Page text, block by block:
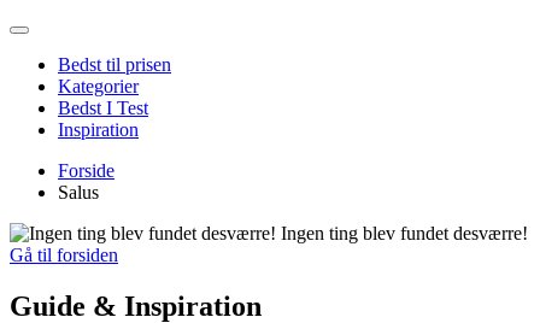
Bedst til prisen
Kategorier
Bedst I Test
Inspiration
Forside
Salus
Ingen ting blev fundet desværre!
Gå til forsiden
Guide & Inspiration